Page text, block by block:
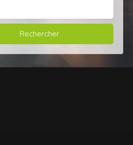
Rechercher